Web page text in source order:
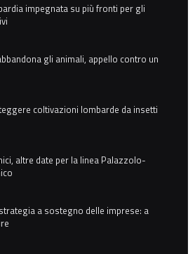
impegnata su più fronti per gli
gli animali, appello contro un
coltivazioni lombarde da insetti
altre date per la linea Palazzolo-
a sostegno delle imprese: a